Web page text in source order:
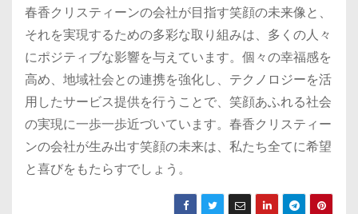
春香クリスティーンの会社が目指す笑顔の未来像と、
それを実現するための多彩な取り組みは、多くの人々
にポジティブな影響を与えています。個々の幸福感を
高め、地域社会との連携を強化し、テクノロジーを活
用したサービス提供を行うことで、笑顔あふれる社会
の実現に一歩一歩近づいています。春香クリスティー
ンの会社が生み出す笑顔の未来は、私たち全てに希望
と喜びをもたらすでしょう。